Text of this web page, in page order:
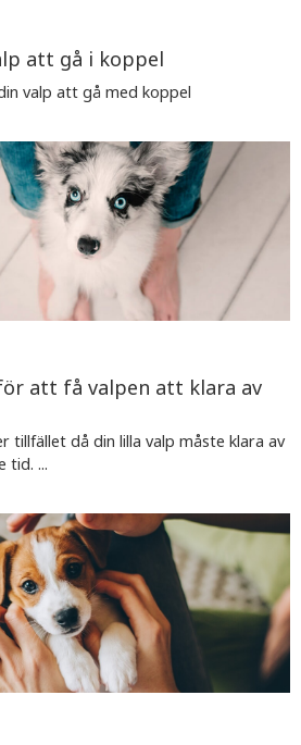
att gå i koppel
valp att gå med koppel
att få valpen att klara av
tillfället då din lilla valp måste klara av
tid. ...